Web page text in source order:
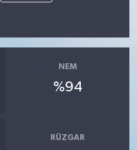
NEM
%94
RÜZGAR